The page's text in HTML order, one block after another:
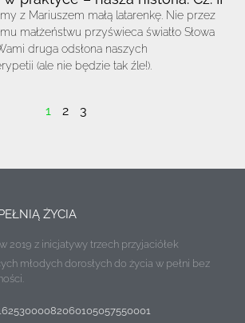
z Mariuszem małą latarenkę. Nie przez
małżeństwu przyświeca światło Słowa
druga odsłona naszych
(ale nie będzie tak źle!).
1 2 3
ŻYCIA
2019 z inicjatywy trzech przyjaciółek
młodych dorosłych do życia w pełni bez